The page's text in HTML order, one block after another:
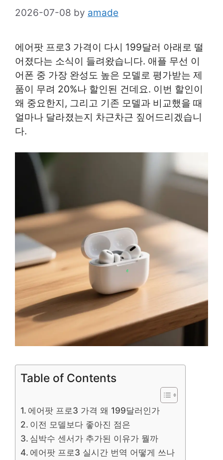
2026-07-08 by amade
에어팟 프로3 가격이 다시 199달러 아래로 떨
어졌다는 소식이 들려왔습니다. 애플 무선 이
어폰 중 가장 완성도 높은 모델로 평가받는 제
품이 무려 20%나 할인된 건데요. 이번 할인이
왜 중요한지, 그리고 기존 모델과 비교했을 때
얼마나 달라졌는지 차근차근 짚어드리겠습니
다.
Table of Contents
에어팟 프로3 가격 왜 199달러인가
이전 모델보다 좋아진 점은
심박수 센서가 추가된 이유가 뭘까
에어팟 프로3 실시간 번역 어떻게 쓰나